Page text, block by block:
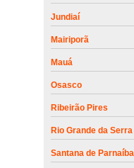
Jundiaí
Mairiporã
Mauá
Osasco
Ribeirão Pires
Rio Grande da Serra
Santana de Parnaíba